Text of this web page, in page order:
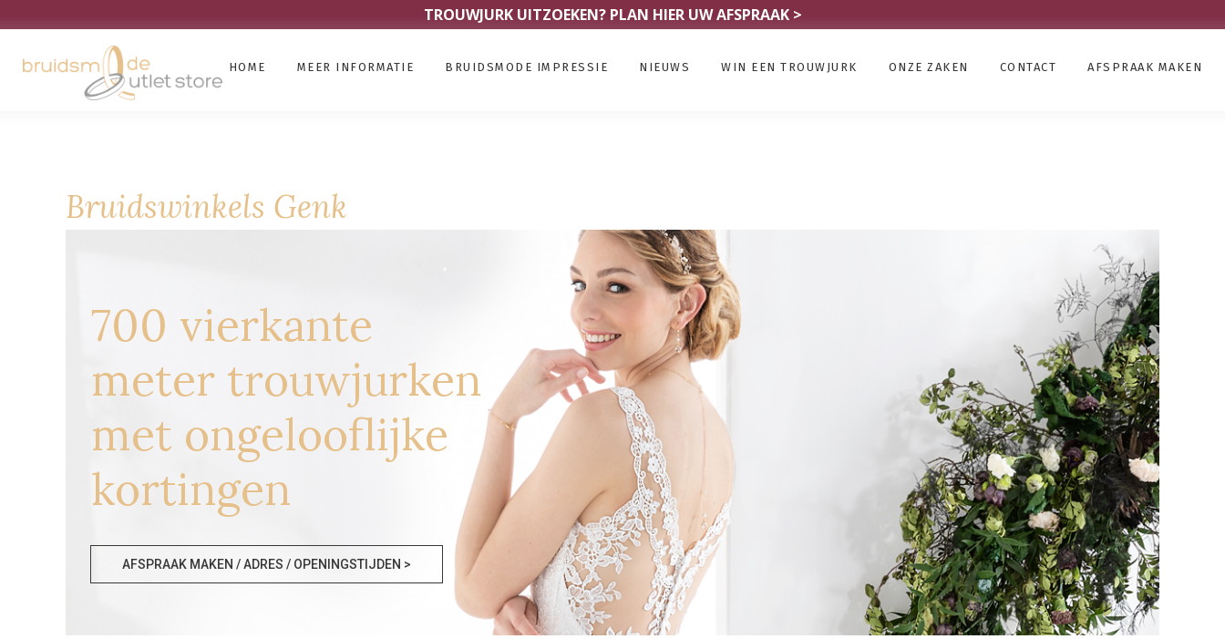
TROUWJURK UITZOEKEN? PLAN HIER UW AFSPRAAK >
HOME MEER INFORMATIE BRUIDSMODE IMPRESSIE NIEUWS WIN EEN TROUWJURK ONZE ZAKEN CONTACT AFSPRAAK MAKEN
Bruidswinkels Genk
700 vierkante
meter trouwjurken
met ongelooflijke
kortingen
AFSPRAAK MAKEN / ADRES / OPENINGSTIJDEN >
Bruidswinkels Genk
grootste Trouwjurken Outlet Storevan Nederland vindt u in Eindhoven. Drie bruidsmodezaken met in totaal meer dan2000